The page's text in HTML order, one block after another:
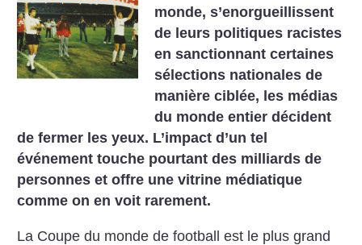
monde, s’enorgueillissent
de leurs politiques racistes
en sanctionnant certaines
sélections nationales de
manière ciblée, les médias
du monde entier décident
de fermer les yeux. L’impact d’un tel
événement touche pourtant des milliards de
personnes et offre une vitrine médiatique
comme on en voit rarement.
La Coupe du monde de football est le plus grand